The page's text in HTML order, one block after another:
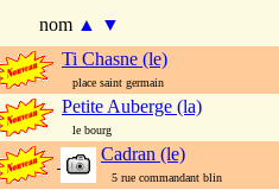
nom ▲
▼
Ti Chasne (le)
place saint germain
Petite Auberge (la)
le bourg
Cadran (le)
5 rue commandant blin